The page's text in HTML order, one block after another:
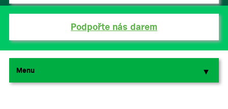
Podpořte nás darem
Menu ▼
▼